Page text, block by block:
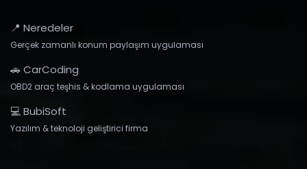
📍 Neredeler
Gerçek zamanlı konum paylaşım uygulaması
🚗 CarCoding
OBD2 araç teşhis & kodlama uygulaması
💻 BubiSoft
Yazılım & teknoloji geliştirici firma